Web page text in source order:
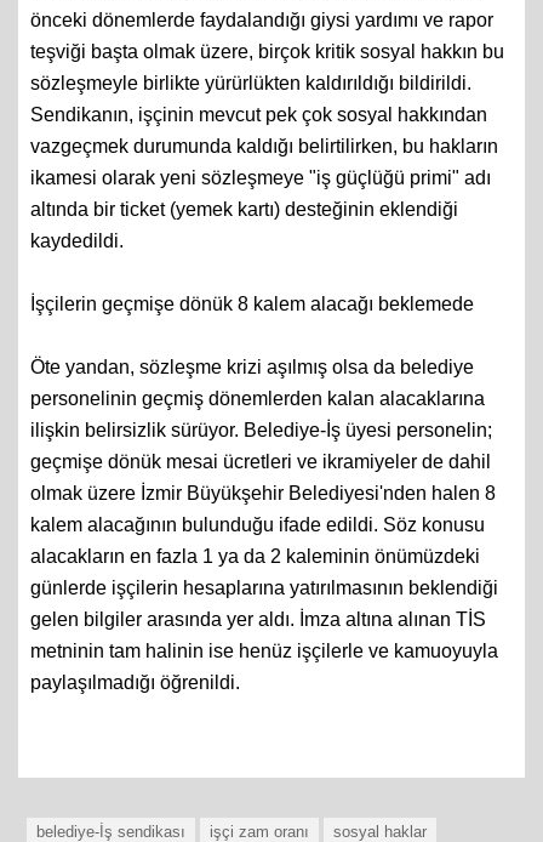
önceki dönemlerde faydalandığı giysi yardımı ve rapor
teşviği başta olmak üzere, birçok kritik sosyal hakkın bu
sözleşmeyle birlikte yürürlükten kaldırıldığı bildirildi.
Sendikanın, işçinin mevcut pek çok sosyal hakkından
vazgeçmek durumunda kaldığı belirtilirken, bu hakların
ikamesi olarak yeni sözleşmeye "iş güçlüğü primi" adı
altında bir ticket (yemek kartı) desteğinin eklendiği
kaydedildi.
İşçilerin geçmişe dönük 8 kalem alacağı beklemede
Öte yandan, sözleşme krizi aşılmış olsa da belediye
personelinin geçmiş dönemlerden kalan alacaklarına
ilişkin belirsizlik sürüyor. Belediye-İş üyesi personelin;
geçmişe dönük mesai ücretleri ve ikramiyeler de dahil
olmak üzere İzmir Büyükşehir Belediyesi'nden halen 8
kalem alacağının bulunduğu ifade edildi. Söz konusu
alacakların en fazla 1 ya da 2 kaleminin önümüzdeki
günlerde işçilerin hesaplarına yatırılmasının beklendiği
gelen bilgiler arasında yer aldı. İmza altına alınan TİS
metninin tam halinin ise henüz işçilerle ve kamuoyuyla
paylaşılmadığı öğrenildi.
belediye-İş sendikası işçi zam oranı sosyal haklar